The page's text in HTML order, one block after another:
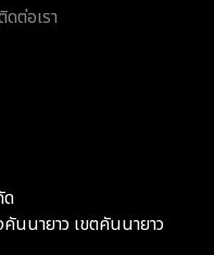
ดต่อเรา
ด
นนายาว เขตคันนายาว